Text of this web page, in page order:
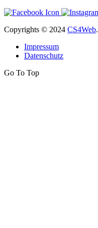
Copyrights © 2024 CS4Web.
Impressum
Datenschutz
Go To Top